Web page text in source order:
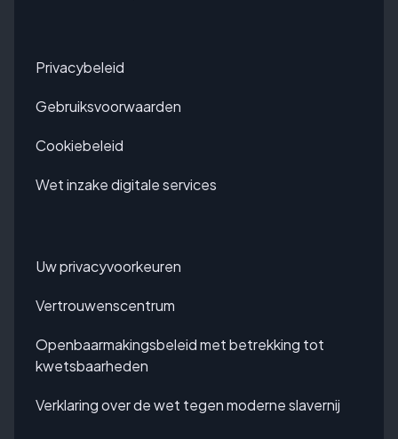
Privacybeleid
Gebruiksvoorwaarden
Cookiebeleid
Wet inzake digitale services
Uw privacyvoorkeuren
Vertrouwenscentrum
Openbaarmakingsbeleid met betrekking tot
kwetsbaarheden
Verklaring over de wet tegen moderne slavernij